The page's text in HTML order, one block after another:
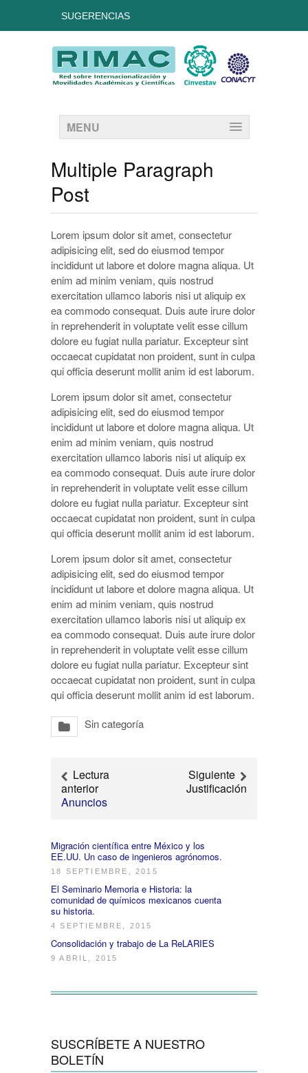
SUGERENCIAS
MENU
Multiple Paragraph
Post
Lorem ipsum dolor sit amet, consectetur
adipisicing elit, sed do eiusmod tempor
incididunt ut labore et dolore magna aliqua. Ut
enim ad minim veniam, quis nostrud
exercitation ullamco laboris nisi ut aliquip ex
ea commodo consequat. Duis aute irure dolor
in reprehenderit in voluptate velit esse cillum
dolore eu fugiat nulla pariatur. Excepteur sint
occaecat cupidatat non proident, sunt in culpa
qui officia deserunt mollit anim id est laborum.
Lorem ipsum dolor sit amet, consectetur
adipisicing elit, sed do eiusmod tempor
incididunt ut labore et dolore magna aliqua. Ut
enim ad minim veniam, quis nostrud
exercitation ullamco laboris nisi ut aliquip ex
ea commodo consequat. Duis aute irure dolor
in reprehenderit in voluptate velit esse cillum
dolore eu fugiat nulla pariatur. Excepteur sint
occaecat cupidatat non proident, sunt in culpa
qui officia deserunt mollit anim id est laborum.
Lorem ipsum dolor sit amet, consectetur
adipisicing elit, sed do eiusmod tempor
incididunt ut labore et dolore magna aliqua. Ut
enim ad minim veniam, quis nostrud
exercitation ullamco laboris nisi ut aliquip ex
ea commodo consequat. Duis aute irure dolor
in reprehenderit in voluptate velit esse cillum
dolore eu fugiat nulla pariatur. Excepteur sint
occaecat cupidatat non proident, sunt in culpa
qui officia deserunt mollit anim id est laborum.
Sin categoría
Lectura
anterior
Anuncios
Siguiente
Justificación
Migración científica entre México y los
EE.UU. Un caso de ingenieros agrónomos.
18 SEPTIEMBRE, 2015
El Seminario Memoria e Historia: la
comunidad de químicos mexicanos cuenta
su historia.
4 SEPTIEMBRE, 2015
Consolidación y trabajo de La ReLARIES
9 ABRIL, 2015
SUSCRÍBETE A NUESTRO
BOLETÍN